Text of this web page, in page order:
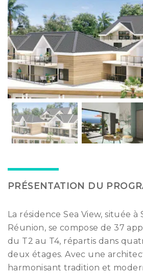
PRÉSENTATION DU
La résidence Sea View, située à
Réunion, se compose de 37
du T2 au T4, répartis dans
deux étages. Avec une
harmonisant tradition et